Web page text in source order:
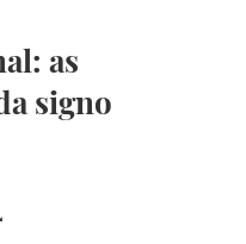
as
signo